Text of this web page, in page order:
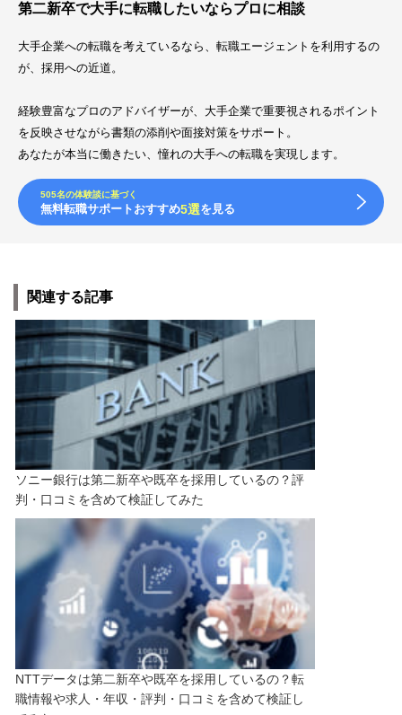
第二新卒で大手に転職したいならプロに相談
大手企業への転職を考えているなら、転職エージェントを利用するの
が、採用への近道。
経験豊富なプロのアドバイザーが、大手企業で重要視されるポイント
を反映させながら書類の添削や面接対策をサポート。
あなたが本当に働きたい、憧れの大手への転職を実現します。
505名の体験談に基づく
無料転職サポートおすすめ5選を見る
関連する記事
ソニー銀行は第二新卒や既卒を採用しているの？評
判・口コミを含めて検証してみた
NTTデータは第二新卒や既卒を採用しているの？転
職情報や求人・年収・評判・口コミを含めて検証し